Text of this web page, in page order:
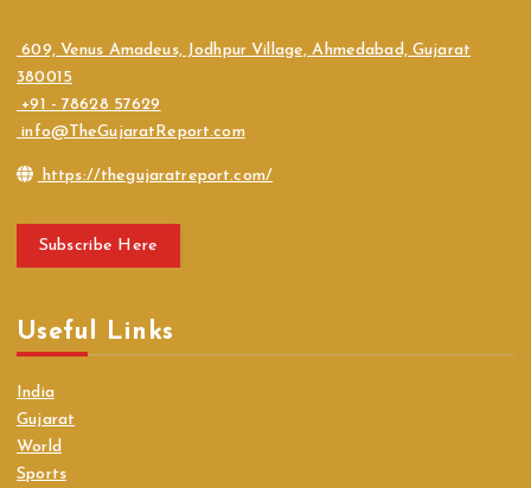
609, Venus Amadeus, Jodhpur Village, Ahmedabad, Gujarat
380015
+91 - 78628 57629
info@TheGujaratReport.com
https://thegujaratreport.com/
Subscribe Here
Useful Links
India
Gujarat
World
Sports